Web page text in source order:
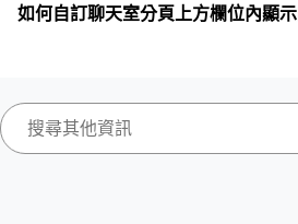
如何自訂聊天室分頁上方欄位內顯